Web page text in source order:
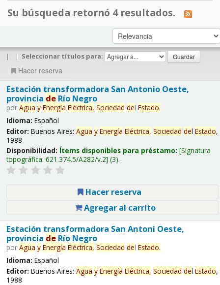
Su búsqueda retornó 4 resultados.
| | Seleccionar títulos para:
Hacer reserva
Estación transformadora San Antonio Oeste,
provincia deRío Negro
por Agua y Energía Eléctrica, Sociedad del Estado.
Idioma: Español
Editor: Buenos Aires: Agua y Energía Eléctrica, Sociedad del Estado,
1988
Disponibilidad: Ítems disponibles para préstamo: Signatura
topográfica: 621.374.5/A282/v.2 (3).
Hacer reserva
Agregar al carrito
Estación transformadora San Antoni Oeste,
provincia deRío Negro
por Agua y Energía Eléctrica, Sociedad del Estado.
Idioma: Español
Editor: Buenos Aires: Agua y Energía Eléctrica, Sociedad del Estado,
1988